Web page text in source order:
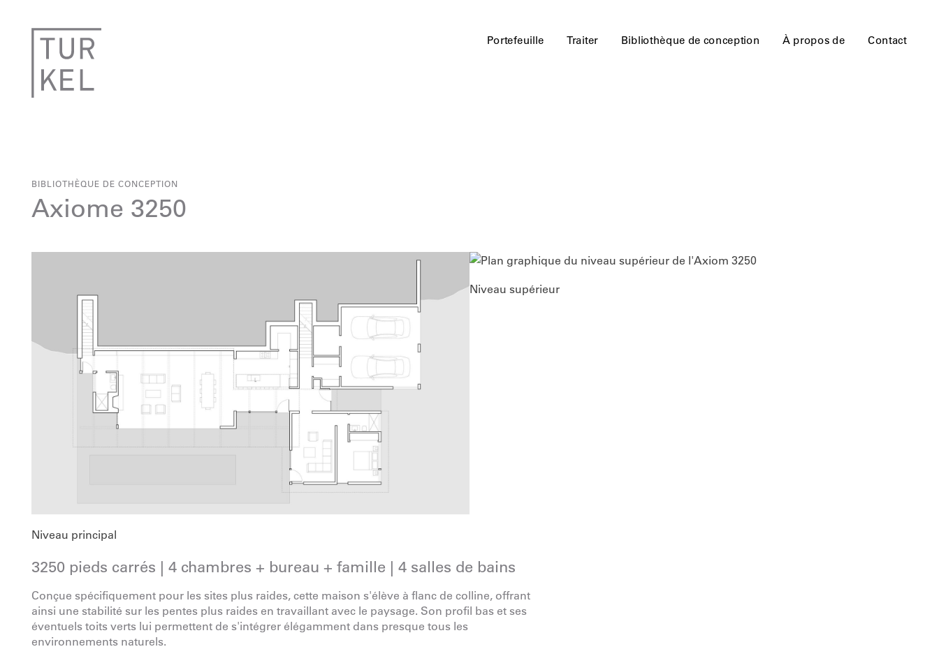
Portefeuille Traiter Bibliothèque de conception À propos de Contact
BIBLIOTHÈQUE DE CONCEPTION
Axiome 3250
Niveau principal
Niveau supérieur
3250 pieds carrés | 4 chambres + bureau + famille | 4 salles de bains
Conçue spécifiquement pour les sites plus raides, cette maison s'élève à flanc de colline, offrant
ainsi une stabilité sur les pentes plus raides en travaillant avec le paysage. Son profil bas et ses
éventuels toits verts lui permettent de s'intégrer élégamment dans presque tous les
environnements naturels.